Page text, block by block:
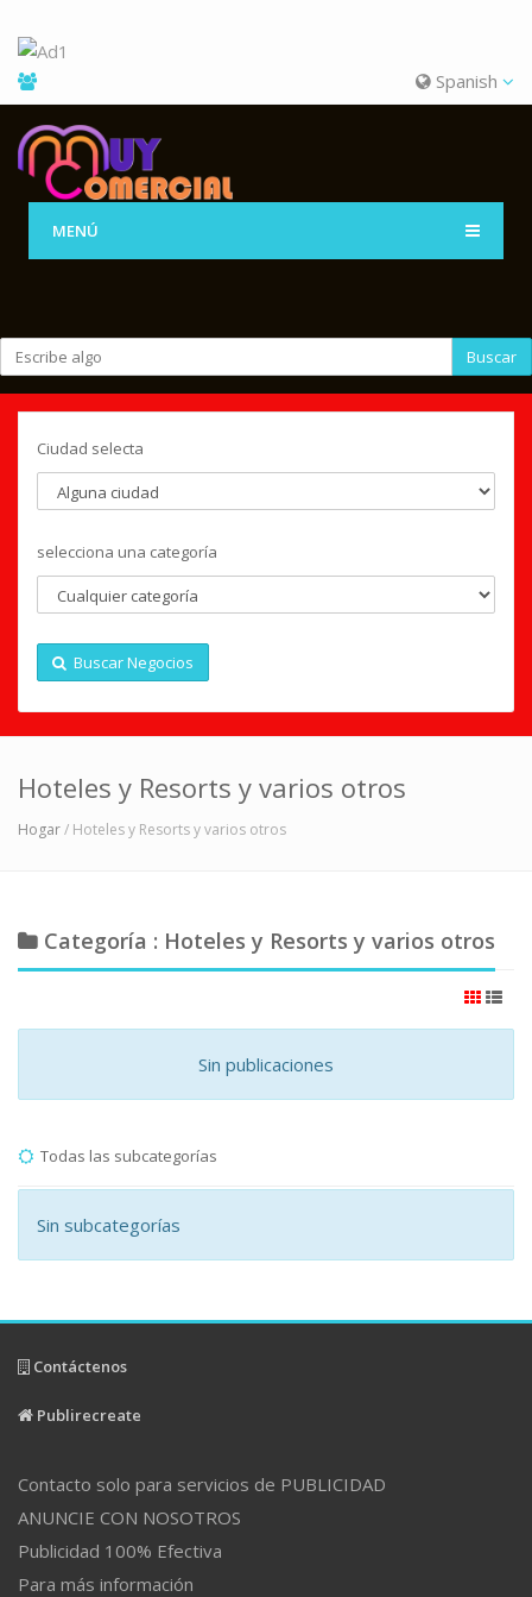
Spanish
MENÚ
Buscar
Ciudad selecta
selecciona una categoría
Buscar Negocios
Hoteles y Resorts y varios otros
Hogar/ Hoteles y Resorts y varios otros
Categoría : Hoteles y Resorts y varios otros
Sin publicaciones
Todas las subcategorías
Sin subcategorías
Contáctenos
Publirecreate
Contacto solo para servicios de PUBLICIDAD
ANUNCIE CON NOSOTROS
Publicidad 100% Efectiva
Para más información